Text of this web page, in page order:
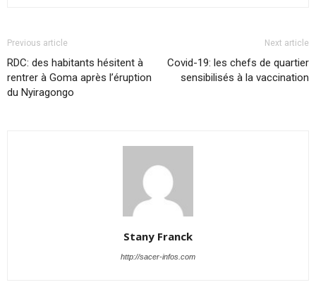
Previous article
RDC: des habitants hésitent à
rentrer à Goma après l’éruption
du Nyiragongo
Next article
Covid-19: les chefs de quartier
sensibilisés à la vaccination
Stany Franck
http://sacer-infos.com